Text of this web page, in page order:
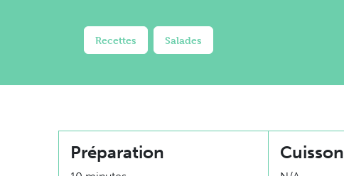
Recettes Salades
Préparation Cuisson